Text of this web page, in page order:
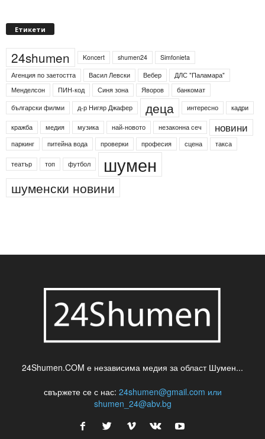
Етикети
24shumen Koncert shumen24
Simfonieta
Агенция по заетостта
Васил Левски Вебер
ДЛС "Паламара"
Менделсон
ПИН-код Синя зона Яворов
банкомат
български филми
д-р Нигяр Джафер деца интересно кадри
кражба медия музика най-новото незаконна сеч новини
паркинг питейна вода проверки професия сцена такса
театър топ футбол шумен
шуменски новини
24Shumen.COM е независима медия за област Шумен...
свържете се с нас: 24shumen@gmail.com или
shumen_24@abv.bg